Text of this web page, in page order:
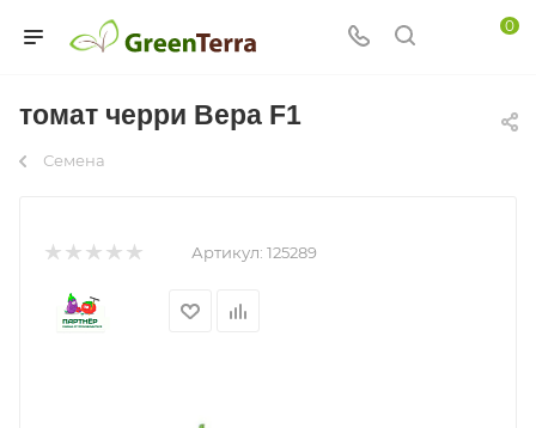
0
томат черри Вера F1
Семена
Артикул: 125289